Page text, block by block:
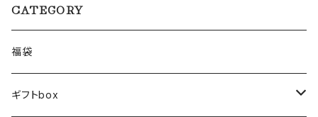
CATEGORY
福袋
ギフトbox